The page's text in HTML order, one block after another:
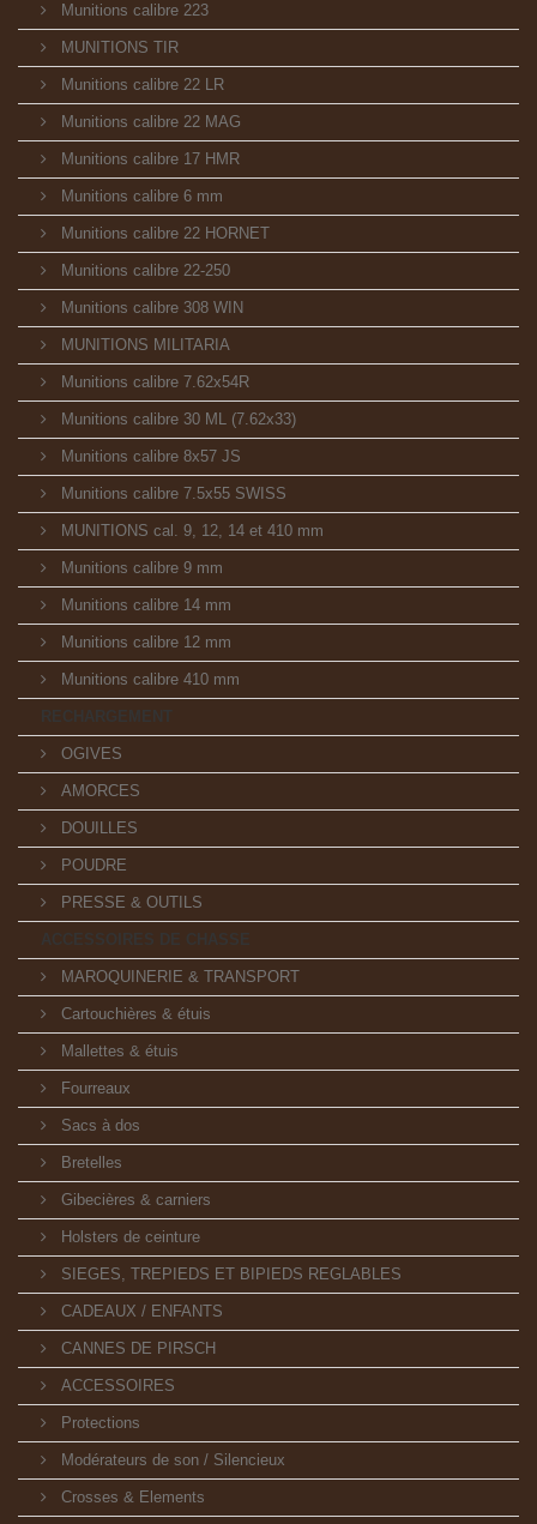
Munitions calibre 223
MUNITIONS TIR
Munitions calibre 22 LR
Munitions calibre 22 MAG
Munitions calibre 17 HMR
Munitions calibre 6 mm
Munitions calibre 22 HORNET
Munitions calibre 22-250
Munitions calibre 308 WIN
MUNITIONS MILITARIA
Munitions calibre 7.62x54R
Munitions calibre 30 ML (7.62x33)
Munitions calibre 8x57 JS
Munitions calibre 7.5x55 SWISS
MUNITIONS cal. 9, 12, 14 et 410 mm
Munitions calibre 9 mm
Munitions calibre 14 mm
Munitions calibre 12 mm
Munitions calibre 410 mm
RECHARGEMENT
OGIVES
AMORCES
DOUILLES
POUDRE
PRESSE & OUTILS
ACCESSOIRES DE CHASSE
MAROQUINERIE & TRANSPORT
Cartouchières & étuis
Mallettes & étuis
Fourreaux
Sacs à dos
Bretelles
Gibecières & carniers
Holsters de ceinture
SIEGES, TREPIEDS ET BIPIEDS REGLABLES
CADEAUX / ENFANTS
CANNES DE PIRSCH
ACCESSOIRES
Protections
Modérateurs de son / Silencieux
Crosses & Elements